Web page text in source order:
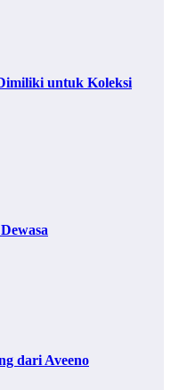
untuk Koleksi
dari Aveeno